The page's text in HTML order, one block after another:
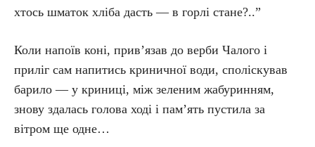
хтось шматок хліба дасть — в горлі стане?..”
Коли напоїв коні, прив’язав до верби Чалого і
приліг сам напитись криничної води, споліскував
барило — у криниці, між зеленим жабуринням,
знову здалась голова ході і пам’ять пустила за
вітром ще одне…